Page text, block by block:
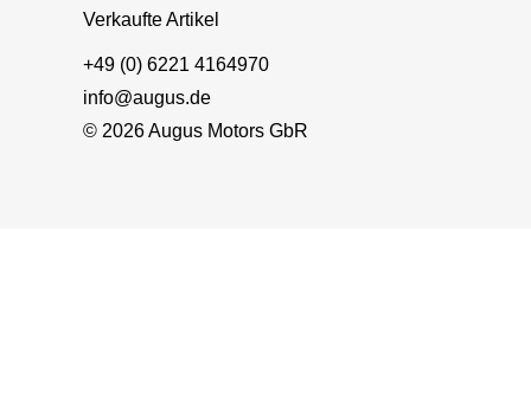
Verkaufte Artikel
+49 (0) 6221 4164970
info@augus.de
© 2026 Augus Motors GbR